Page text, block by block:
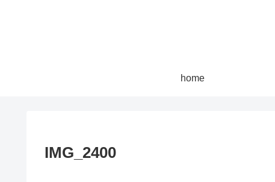
home
IMG_2400